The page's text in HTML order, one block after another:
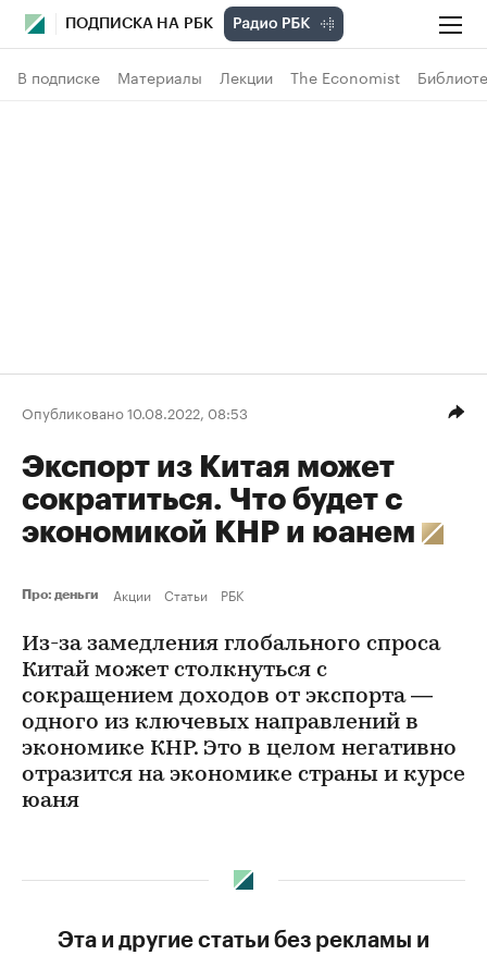
ПОДПИСКА НА РБК
В подписке Материалы Лекции The Economist
Опубликовано 10.08.2022, 08:53
Экспорт из Китая может
сократиться. Что будет с
экономикой КНР и юанем
Про: деньги Акции Статьи РБК
Из-за замедления глобального спроса
Китай может столкнуться с
сокращением доходов от экспорта —
одного из ключевых направлений в
экономике КНР. Это в целом негативно
отразится на экономике страны и курсе
юаня
Эта и другие статьи без рекламы и